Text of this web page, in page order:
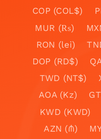
COP (COL$)
MUR (₨)
RON (lei)
DOP (RD$)
TWD (NT$)
AOA (Kz)
KWD (KWD)
AZN (₼)